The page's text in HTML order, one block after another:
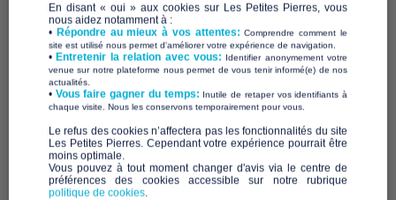
Aider, accompagner, sécuriser face à
l'urgence
En disant « oui » aux cookies sur Les Petites Pierres, vous
nous aidez notamment à :
• Répondre au mieux à vos attentes:Comprendre comment le
site est utilisé nous permet d'améliorer votre expérience de navigation.
•Entretenir la relation avec vous: Identifier anonymement votre
venue sur notre plateforme nous permet de vous tenir informé(e) de nos
actualités.
​• Vous faire gagner du temps: Inutile de retaper vos identifiants à
chaque visite. Nous les conservons temporairement pour vous.
​Le refus des cookies n’affectera pas les fonctionnalités du site
Les Petites Pierres. Cependant votre expérience pourrait être
moins optimale.​
Vous pouvez à tout moment changer d'avis via le centre de
préférences des cookies accessible sur notre rubrique
politique de cookies.